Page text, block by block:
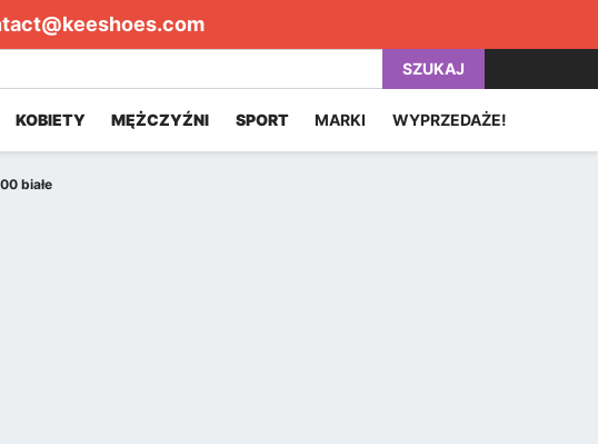
SZUKAJ
KOBIETY MĘŻCZYŹNI SPORT MARKI WYPRZEDAŻE!
białe